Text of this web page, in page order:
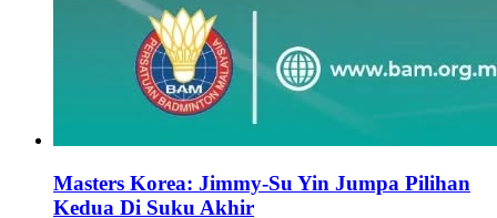
Masters Korea: Jimmy-Su Yin Jumpa Pilihan
Kedua Di Suku Akhir